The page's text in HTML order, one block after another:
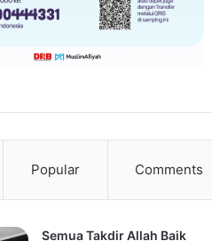
Popular Comments
Semua Takdir Allah Baik